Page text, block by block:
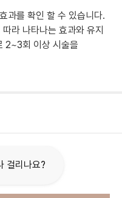
과를 확인 할 수 있습니다.
라 나타나는 효과와 유지
2~3회 이상 시술을
걸리나요?